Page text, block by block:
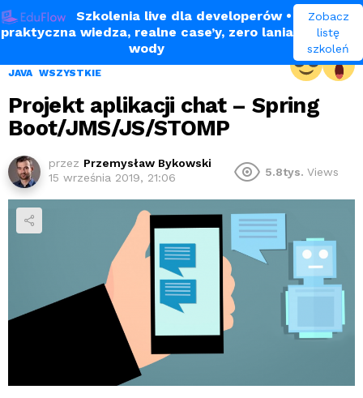
Szkolenia live dla developerów•
praktyczna wiedza, realne case’y, zero lania
wody
Zobacz
listę
szkoleń
JAVA WSZYSTKIE
Projekt aplikacji chat – Spring
Boot/JMS/JS/STOMP
przez Przemysław Bykowski
15 września 2019, 21:06
5.8tys. Views